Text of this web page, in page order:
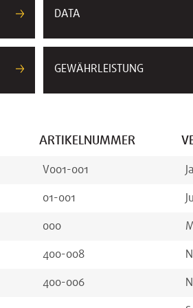
DATA
GEWÄHRLEISTUNG
ARTIKELNUMMER
V001-001
01-001
000
400-008
400-006